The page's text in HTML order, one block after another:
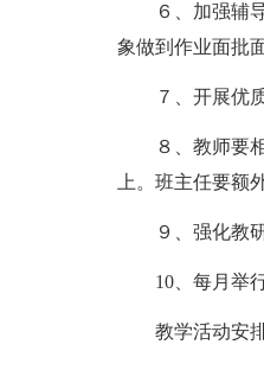
６、加强辅
象做到作业面批
７、开展优
８、教师要
上。班主任要额
９、强化教
10、每月举
教学活动安